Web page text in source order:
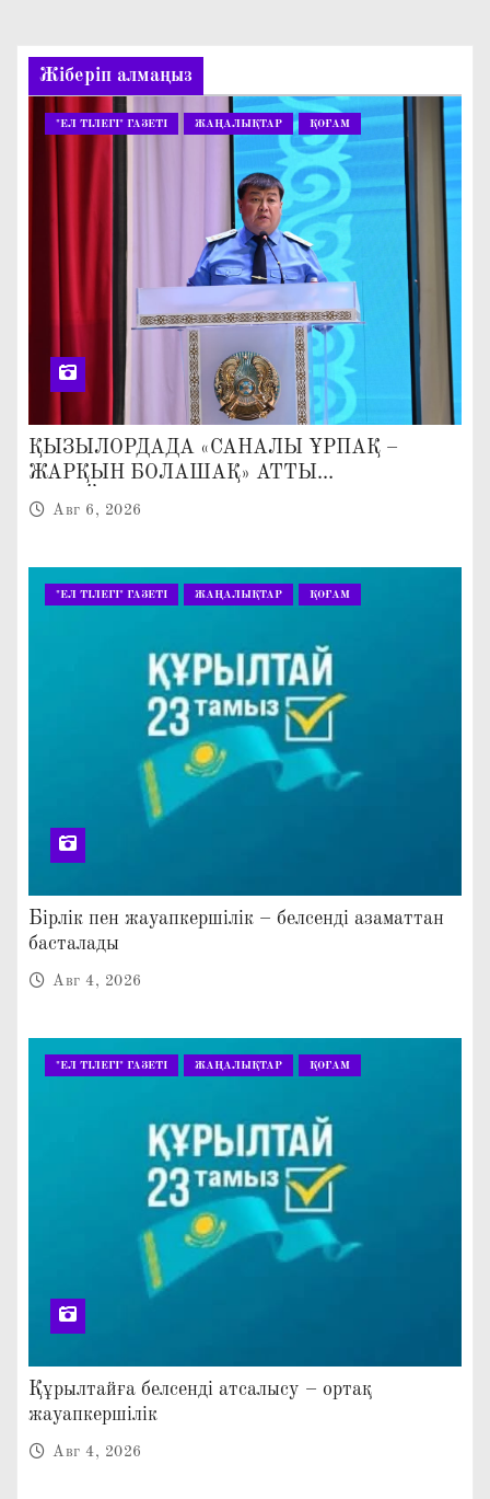
Жіберіп алмаңыз
"ЕЛ ТІЛЕГІ" ГАЗЕТІ ЖАҢАЛЫҚТАР ҚОҒАМ
ҚЫЗЫЛОРДАДА «САНАЛЫ ҰРПАҚ –
ЖАРҚЫН БОЛАШАҚ» АТТЫ
КЕҢЕЙТІЛГЕН МӘЖІЛІС ӨТТІ
Авг 6, 2026
"ЕЛ ТІЛЕГІ" ГАЗЕТІ ЖАҢАЛЫҚТАР ҚОҒАМ
Бірлік пен жауапкершілік – белсенді азаматтан
басталады
Авг 4, 2026
"ЕЛ ТІЛЕГІ" ГАЗЕТІ ЖАҢАЛЫҚТАР ҚОҒАМ
Құрылтайға белсенді атсалысу – ортақ
жауапкершілік
Авг 4, 2026